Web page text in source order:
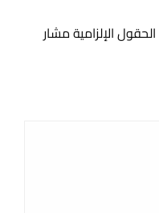
الحقول الإلزامية مشار